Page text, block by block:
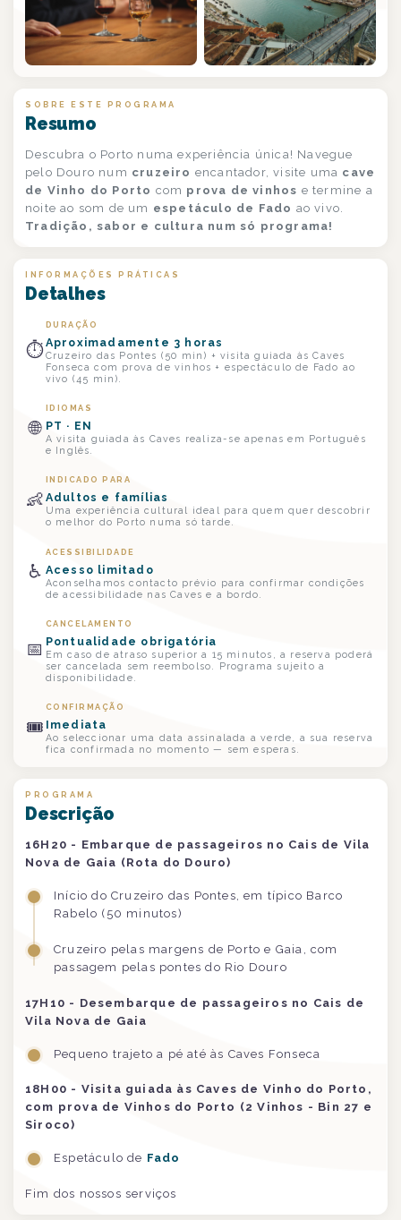
+1
SOBRE ESTE PROGRAMA
Resumo
Descubra o Porto numa experiência única! Navegue
pelo Douro num cruzeiro encantador, visite uma cave
de Vinho do Porto com prova de vinhos e termine a
noite ao som de um espetáculo de Fado ao vivo.
Tradição, sabor e cultura num só programa!
INFORMAÇÕES PRÁTICAS
Detalhes
⏱
DURAÇÃO
Aproximadamente 3 horas
Cruzeiro das Pontes (50 min) + visita guiada às Caves
Fonseca com prova de vinhos + espectáculo de Fado ao
vivo (45 min).
🌐
IDIOMAS
PT · EN
A visita guiada às Caves realiza-se apenas em Português
e Inglês.
👶
INDICADO PARA
Adultos e famílias
Uma experiência cultural ideal para quem quer descobrir
o melhor do Porto numa só tarde.
♿
ACESSIBILIDADE
Acesso limitado
Aconselhamos contacto prévio para confirmar condições
de acessibilidade nas Caves e a bordo.
📅
CANCELAMENTO
Pontualidade obrigatória
Em caso de atraso superior a 15 minutos, a reserva poderá
ser cancelada sem reembolso. Programa sujeito a
disponibilidade.
🎟
CONFIRMAÇÃO
Imediata
Ao seleccionar uma data assinalada a verde, a sua reserva
fica confirmada no momento — sem esperas.
PROGRAMA
Descrição
16H20 - Embarque de passageiros no Cais de Vila
Nova de Gaia (Rota do Douro)
Início do Cruzeiro das Pontes, em típico Barco
Rabelo (50 minutos)
Cruzeiro pelas margens de Porto e Gaia, com
passagem pelas pontes do Rio Douro
17H10 - Desembarque de passageiros no Cais de
Vila Nova de Gaia
Pequeno trajeto a pé até às Caves Fonseca
18H00 - Visita guiada às Caves de Vinho do Porto,
com prova de Vinhos do Porto (2 Vinhos - Bin 27 e
Siroco)
Espetáculo de Fado
Fim dos nossos serviços